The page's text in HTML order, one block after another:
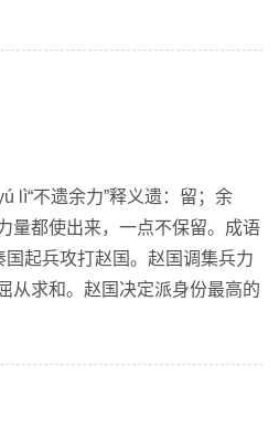
lì“不遗余力”释义遗：留；余
量都使出来，一点不保留。成语
国起兵攻打赵国。赵国调集兵力
从求和。赵国决定派身份最高的